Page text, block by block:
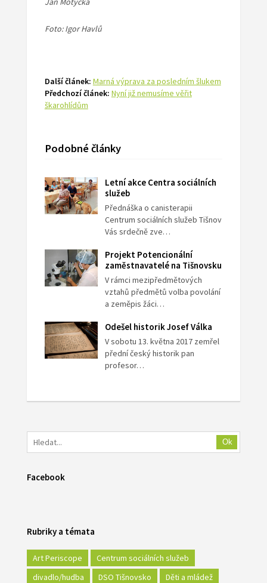
Foto: Igor Havlů
Další článek: Marná výprava za posledním šlukem
Předchozí článek: Nyní již nemusíme věřit
škarohlídům
Podobné články
Letní akce Centra sociálních
služeb
Přednáška o canisterapii
Centrum sociálních služeb Tišnov
Vás srdečně zve…
Projekt Potencionální
zaměstnavatelé na Tišnovsku
V rámci mezipředmětových
vztahů předmětů volba povolání
a zeměpis žáci…
Odešel historik Josef Válka
V sobotu 13. května 2017 zemřel
přední český historik pan
profesor…
Ok
Facebook
Rubriky a témata
Art Periscope
Centrum sociálních služeb
divadlo/hudba
DSO Tišnovsko
Děti a mládež